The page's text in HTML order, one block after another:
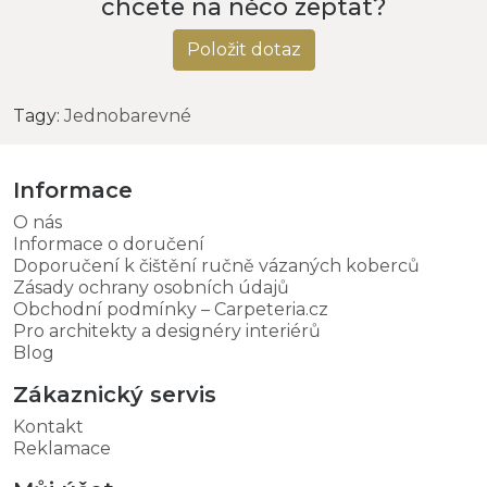
chcete na něco zeptat?
Položit dotaz
Tagy:Jednobarevné
Informace
O nás
Informace o doručení
Doporučení k čištění ručně vázaných koberců
Zásady ochrany osobních údajů
Obchodní podmínky – Carpeteria.cz
Pro architekty a designéry interiérů
Blog
Zákaznický servis
Kontakt
Reklamace